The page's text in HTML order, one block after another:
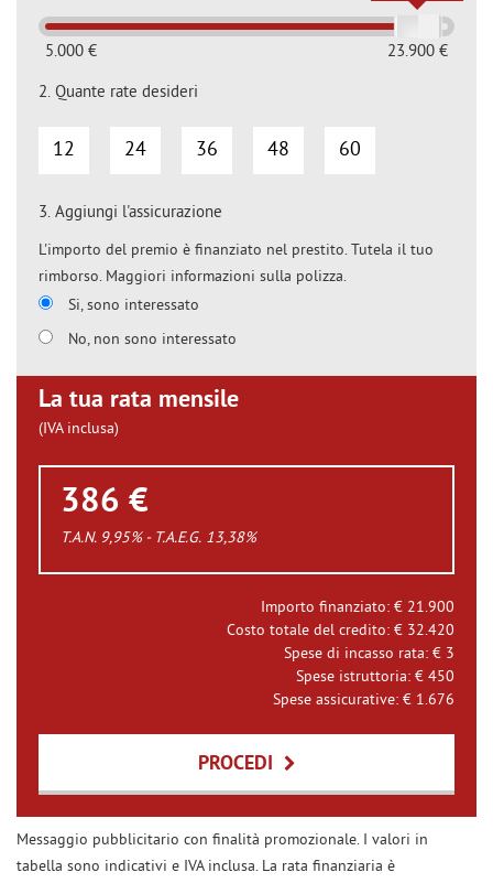
5.000 € 23.900 €
2. Quante rate desideri
12 24 36 48 60
3. Aggiungi l'assicurazione
L'importo del premio è finanziato nel prestito. Tutela il tuo
rimborso. Maggiori informazioni sulla polizza.
Si, sono interessato
No, non sono interessato
La tua rata mensile
(IVA inclusa)
386 €
T.A.N. 9,95% - T.A.E.G. 13,38%
Importo finanziato: € 21.900
Costo totale del credito: € 32.420
Spese di incasso rata: € 3
Spese istruttoria: € 450
Spese assicurative: € 1.676
PROCEDI
Contattaci
Messaggio pubblicitario con finalità promozionale. I valori in
tabella sono indicativi e IVA inclusa. La rata finanziaria è